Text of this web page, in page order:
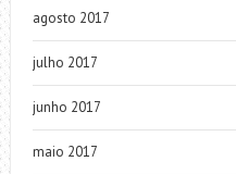
agosto 2017
julho 2017
junho 2017
maio 2017